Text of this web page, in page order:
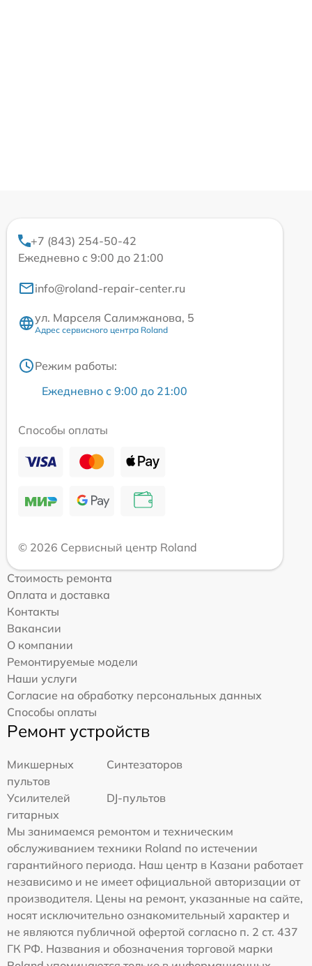
+7 (843) 254-50-42
Ежедневно с 9:00 до 21:00
info@roland-repair-center.ru
ул. Марселя Салимжанова, 5
Адрес сервисного центра Roland
Режим работы:
Ежедневно с 9:00 до 21:00
Способы оплаты
© 2026 Сервисный центр Roland
Стоимость ремонта
Оплата и доставка
Контакты
Вакансии
О компании
Ремонтируемые модели
Наши услуги
Согласие на обработку персональных данных
Способы оплаты
Ремонт устройств
Микшерных
пультов
Синтезаторов
Усилителей
гитарных
DJ-пультов
Мы занимаемся ремонтом и техническим
обслуживанием техники Roland по истечении
гарантийного периода. Наш центр в Казани работает
независимо и не имеет официальной авторизации от
производителя. Цены на ремонт, указанные на сайте,
носят исключительно ознакомительный характер и
не являются публичной офертой согласно п. 2 ст. 437
ГК РФ. Названия и обозначения торговой марки